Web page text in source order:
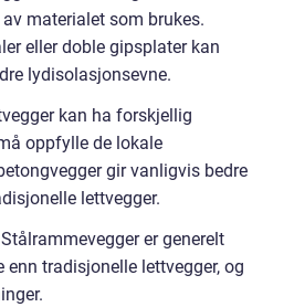
materialet som brukes.
eller doble gipsplater kan
lydisolasjonsevne.
kan ha forskjellig
oppfylle de lokale
gir vanligvis bedre
lettvegger.
er generelt
enn tradisjonelle lettvegger, og